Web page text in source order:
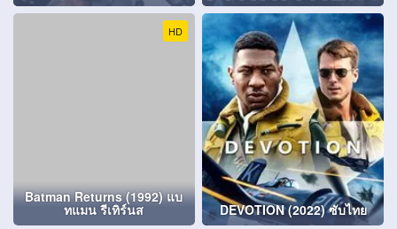
HD
Batman Returns (1992) แบ
ทแมน รีเทิร์นส DEVOTION (2022) ซับไทย